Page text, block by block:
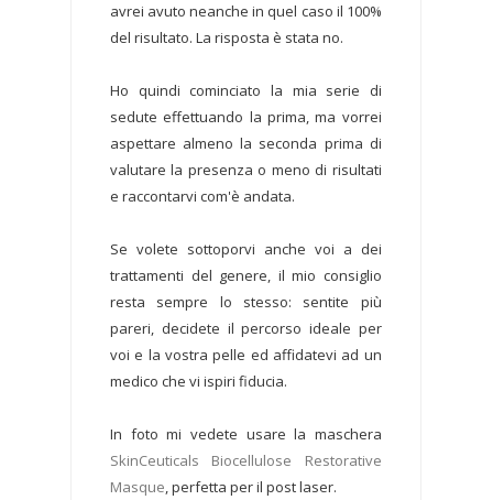
avrei avuto neanche in quel caso il 100%
del risultato. La risposta è stata no.
Ho quindi cominciato la mia serie di
sedute effettuando la prima, ma vorrei
aspettare almeno la seconda prima di
valutare la presenza o meno di risultati
e raccontarvi com'è andata.
Se volete sottoporvi anche voi a dei
trattamenti del genere, il mio consiglio
resta sempre lo stesso: sentite più
pareri, decidete il percorso ideale per
voi e la vostra pelle ed affidatevi ad un
medico che vi ispiri fiducia.
In foto mi vedete usare la maschera
SkinCeuticals Biocellulose Restorative
Masque, perfetta per il post laser.